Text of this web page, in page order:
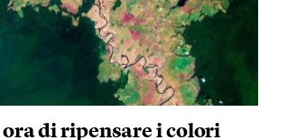
ora di ripensare i colori